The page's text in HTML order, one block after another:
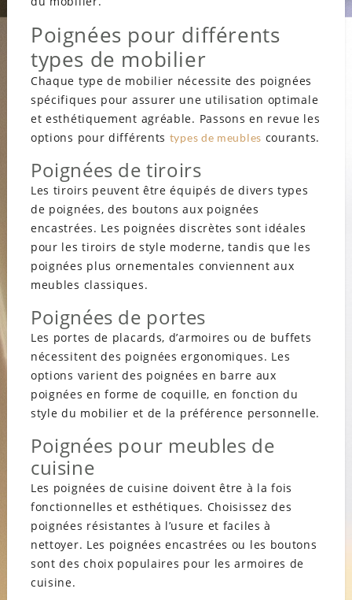
Poignées pour différents
types de mobilier
Chaque type de mobilier nécessite des poignées
spécifiques pour assurer une utilisation optimale
et esthétiquement agréable. Passons en revue les
options pour différents types de meubles courants.
Poignées de tiroirs
Les tiroirs peuvent être équipés de divers types
de poignées, des boutons aux poignées
encastrées. Les poignées discrètes sont idéales
pour les tiroirs de style moderne, tandis que les
poignées plus ornementales conviennent aux
meubles classiques.
Poignées de portes
Les portes de placards, d’armoires ou de buffets
nécessitent des poignées ergonomiques. Les
options varient des poignées en barre aux
poignées en forme de coquille, en fonction du
style du mobilier et de la préférence personnelle.
Poignées pour meubles de
cuisine
Les poignées de cuisine doivent être à la fois
fonctionnelles et esthétiques. Choisissez des
poignées résistantes à l’usure et faciles à
nettoyer. Les poignées encastrées ou les boutons
sont des choix populaires pour les armoires de
cuisine.